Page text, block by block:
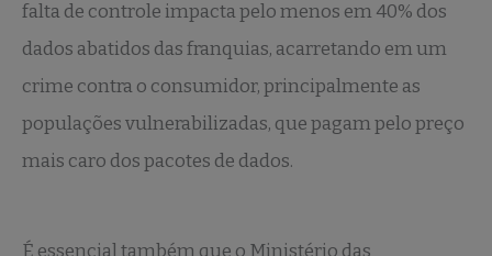
falta de controle impacta pelo menos em 40% dos
dados abatidos das franquias, acarretando em um
crime contra o consumidor, principalmente as
populações vulnerabilizadas, que pagam pelo preço
mais caro dos pacotes de dados.
É essencial também que o Ministério das